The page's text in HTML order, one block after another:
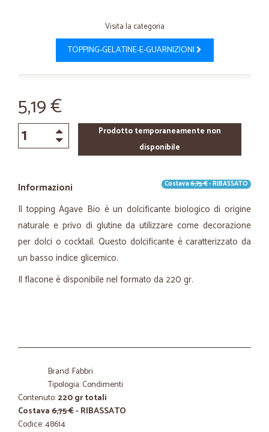
Visita la categoria
TOPPING-GELATINE-E-GUARNIZIONI
5,19 €
Prodotto temporaneamente non
disponibile
Informazioni Costava6,75 €- RIBASSATO
Il topping Agave Bio è un dolcificante biologico di origine
naturale e privo di glutine da utilizzare come decorazione
per dolci o cocktail. Questo dolcificante è caratterizzato da
un basso indice glicemico.
Il flacone è disponibile nel formato da 220 gr.
Brand: Fabbri
Tipologia: Condimenti
Contenuto:220 gr totali
Costava6,75 €- RIBASSATO
Codice: 48614